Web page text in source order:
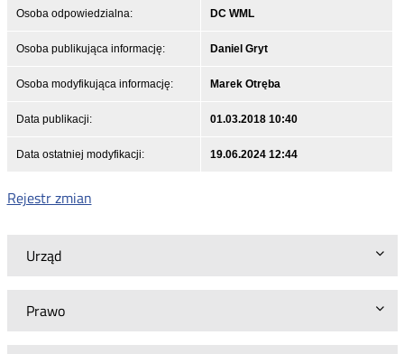
Urząd
Prawo
Osoba odpowiedzialna: DC WML
Osoba publikująca informację: Daniel Gryt
Osoba modyfikująca informację: Marek Otręba
Data publikacji: 01.03.2018 10:40
Data ostatniej modyfikacji: 19.06.2024 12:44
Rejestr zmian